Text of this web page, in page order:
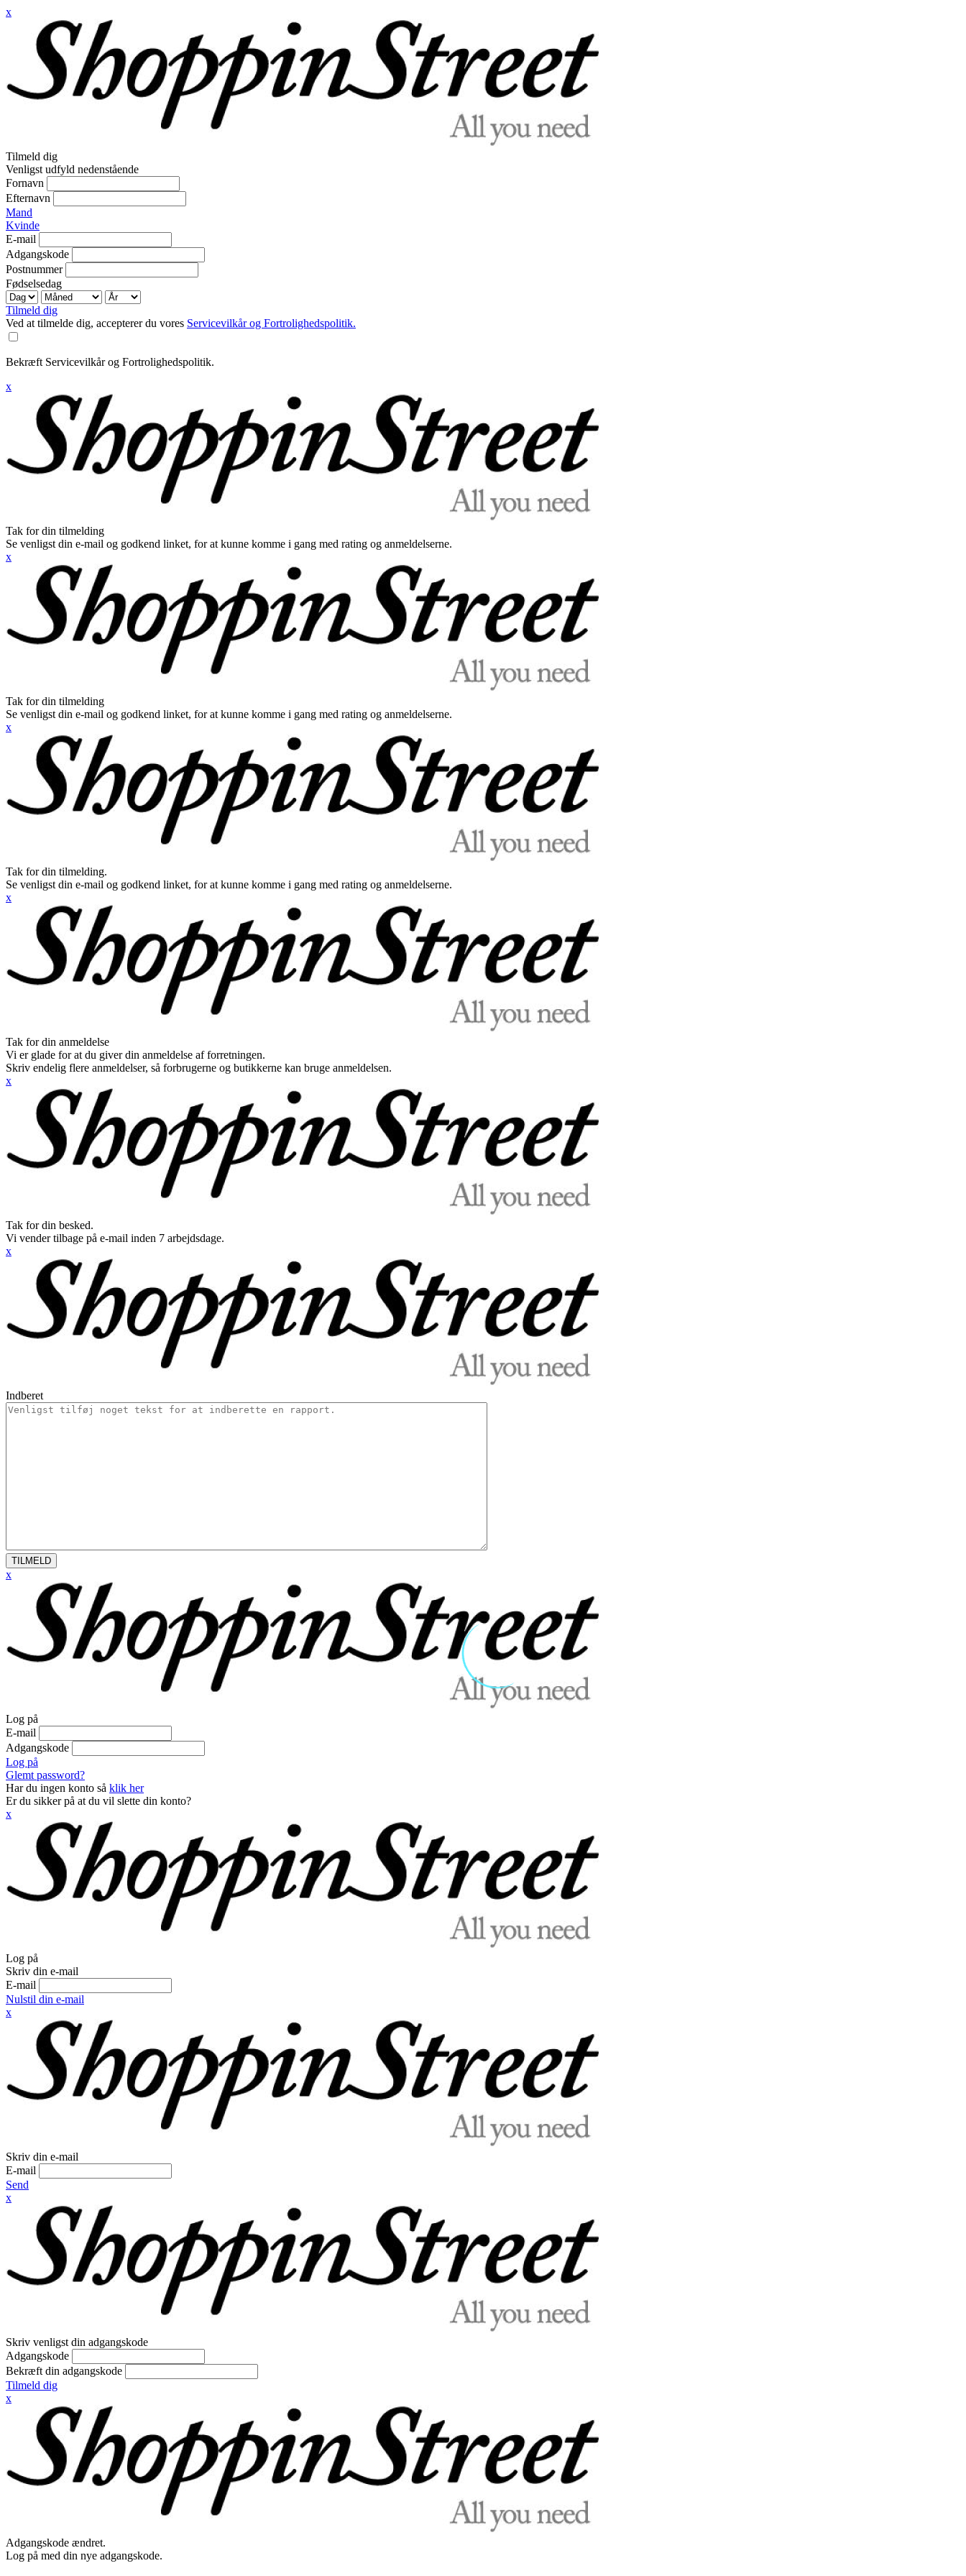
x
Tilmeld dig
Venligst udfyld nedenstående
Fornavn
Efternavn
Mand
Kvinde
E-mail
Adgangskode
Postnummer
Fødselsedag
Tilmeld dig
Ved at tilmelde dig, accepterer du vores Servicevilkår og Fortrolighedspolitik.
Bekræft Servicevilkår og Fortrolighedspolitik.
x
Tak for din tilmelding
Se venligst din e-mail og godkend linket, for at kunne komme i gang med rating og anmeldelserne.
x
Tak for din tilmelding
Se venligst din e-mail og godkend linket, for at kunne komme i gang med rating og anmeldelserne.
x
Tak for din tilmelding.
Se venligst din e-mail og godkend linket, for at kunne komme i gang med rating og anmeldelserne.
x
Tak for din anmeldelse
Vi er glade for at du giver din anmeldelse af forretningen.
Skriv endelig flere anmeldelser, så forbrugerne og butikkerne kan bruge anmeldelsen.
x
Tak for din besked.
Vi vender tilbage på e-mail inden 7 arbejdsdage.
x
Indberet
TILMELD
x
Log på
E-mail
Adgangskode
Log på
Glemt password?
Har du ingen konto så klik her
Er du sikker på at du vil slette din konto?
x
Log på
Skriv din e-mail
E-mail
Nulstil din e-mail
x
Skriv din e-mail
E-mail
Send
x
Skriv venligst din adgangskode
Adgangskode
Bekræft din adgangskode
Tilmeld dig
x
Adgangskode ændret.
Log på med din nye adgangskode.